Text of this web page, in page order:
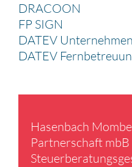
DRACOON
FP SIGN
DATEV
DATEV
Hasen­bach
Partner­schaft mbB